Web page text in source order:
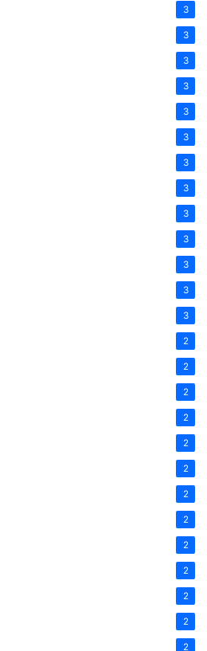
3
3
3
3
3
3
3
3
3
3
3
3
3
2
2
2
2
2
2
2
2
2
2
2
2
2